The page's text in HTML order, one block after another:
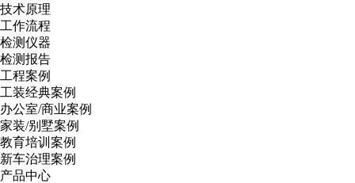
技术原理
工作流程
检测仪器
检测报告
工程案例
工装经典案例
办公室/商业案例
家装/别墅案例
教育培训案例
新车治理案例
产品中心